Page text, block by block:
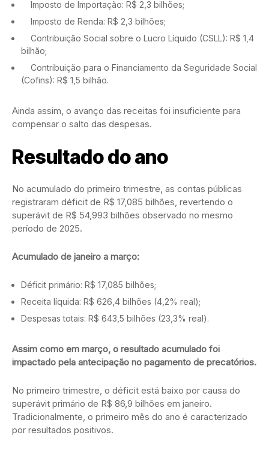
Imposto de Importação: R$ 2,3 bilhões;
Imposto de Renda: R$ 2,3 bilhões;
Contribuição Social sobre o Lucro Líquido (CSLL): R$ 1,4
bilhão;
Contribuição para o Financiamento da Seguridade Social
(Cofins): R$ 1,5 bilhão.
Ainda assim, o avanço das receitas foi insuficiente para
compensar o salto das despesas.
Resultado do ano
No acumulado do primeiro trimestre, as contas públicas
registraram déficit de R$ 17,085 bilhões, revertendo o
superávit de R$ 54,993 bilhões observado no mesmo
período de 2025.
Acumulado de janeiro a março:
Déficit primário: R$ 17,085 bilhões;
Receita líquida: R$ 626,4 bilhões (4,2% real);
Despesas totais: R$ 643,5 bilhões (23,3% real).
Assim como em março, o resultado acumulado foi
impactado pela antecipação no pagamento de precatórios.
No primeiro trimestre, o déficit está baixo por causa do
superávit primário de R$ 86,9 bilhões em janeiro.
Tradicionalmente, o primeiro mês do ano é caracterizado
por resultados positivos.